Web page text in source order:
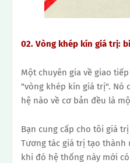
02. Vòng khép kín giá trị:
Một chuyên gia về giao
"vòng khép kín giá trị". Nó
hệ nào về cơ bản đều là
Bạn cung cấp cho tôi giá
Tương tác giá trị tạo thành
khi đó hệ thống này mới